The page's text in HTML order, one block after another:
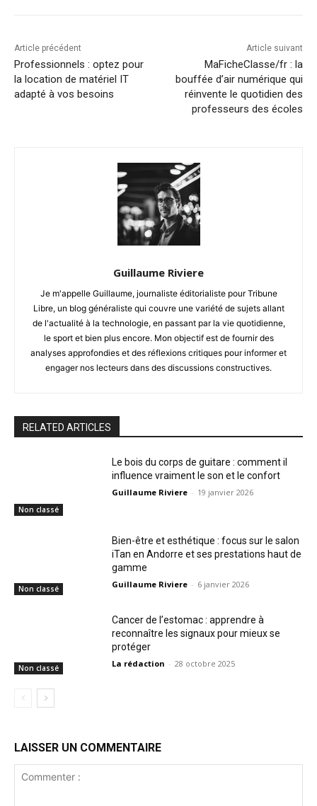
Article précédent
Professionnels : optez pour
la location de matériel IT
adapté à vos besoins
Article suivant
MaFicheClasse/fr : la
bouffée d’air numérique qui
réinvente le quotidien des
professeurs des écoles
Guillaume Riviere
Je m'appelle Guillaume, journaliste éditorialiste pour Tribune
Libre, un blog généraliste qui couvre une variété de sujets allant
de l'actualité à la technologie, en passant par la vie quotidienne,
le sport et bien plus encore. Mon objectif est de fournir des
analyses approfondies et des réflexions critiques pour informer et
engager nos lecteurs dans des discussions constructives.
RELATED ARTICLES
Non classé
Le bois du corps de guitare : comment il
influence vraiment le son et le confort
Guillaume Riviere - 19 janvier 2026
Non classé
Bien-être et esthétique : focus sur le salon
iTan en Andorre et ses prestations haut de
gamme
Guillaume Riviere - 6 janvier 2026
Non classé
Cancer de l’estomac : apprendre à
reconnaître les signaux pour mieux se
protéger
La rédaction - 28 octobre 2025
LAISSER UN COMMENTAIRE